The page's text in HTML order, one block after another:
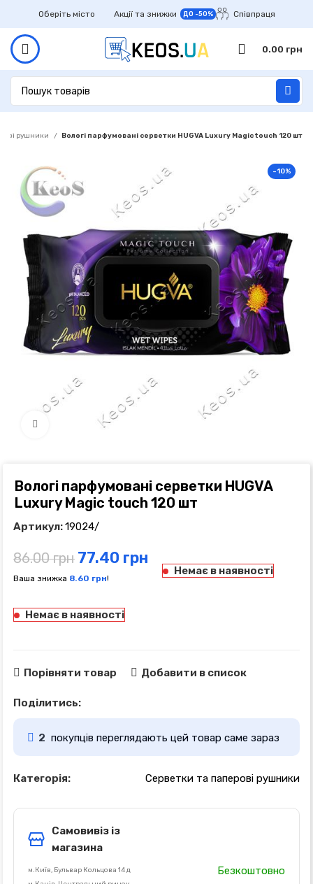
Оберіть місто Акції та знижки ДО -50% Співпраця
0.00 грн
рушники Вологі парфумовані серветки HUGVA Luxury Magic touch 120 шт
-10%
Click to enlarge
Вологі парфумовані серветки HUGVA
Luxury Magic touch 120 шт
Артикул:19024/
86.00грн 77.40 грн
Ваша знижка 8.60 грн!
Немає в наявності
Немає в наявності
Порівняти товар Добавити в список
Поділитись:
2 покупців переглядають цей товар саме зараз
Категорія: Серветки та паперові рушники
Самовивіз із
магазина
м.Київ, Бульвар Кольцова 14 д
Безкоштовно